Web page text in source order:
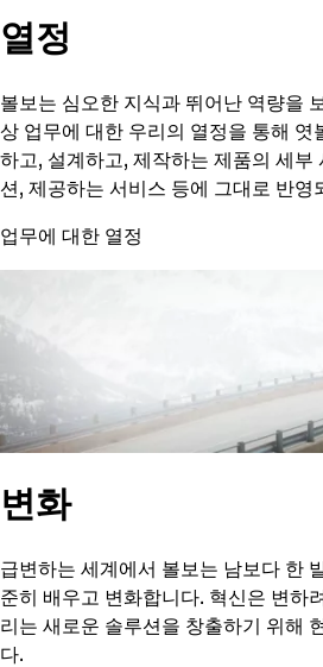
열정
볼보는 심오한 지식과 뛰어난 역량을
상 업무에 대한 우리의 열정을 통해 엿
하고, 설계하고, 제작하는 제품의 세부
션, 제공하는 서비스 등에 그대로 반영
업무에 대한 열정
변화
급변하는 세계에서 볼보는 남보다 한
준히 배우고 변화합니다. 혁신은 변하
리는 새로운 솔루션을 창출하기 위해
다.